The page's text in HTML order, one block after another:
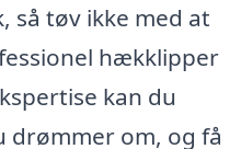
så tøv ikke med at
hækklipper
kan du
drømmer om, og få